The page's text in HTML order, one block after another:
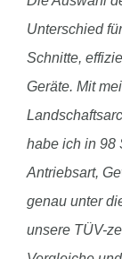
Unterschied
Schnitte,
Geräte. Mit
habe ich in 98
Antriebsart,
genau unter
unsere TÜV-